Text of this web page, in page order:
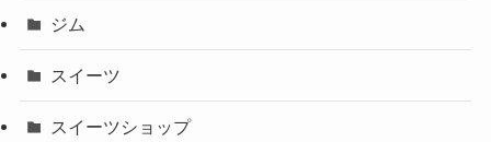
ジム
スイーツ
スイーツショップ